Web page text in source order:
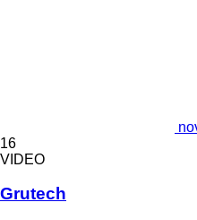
16
VIDEO
Grutech